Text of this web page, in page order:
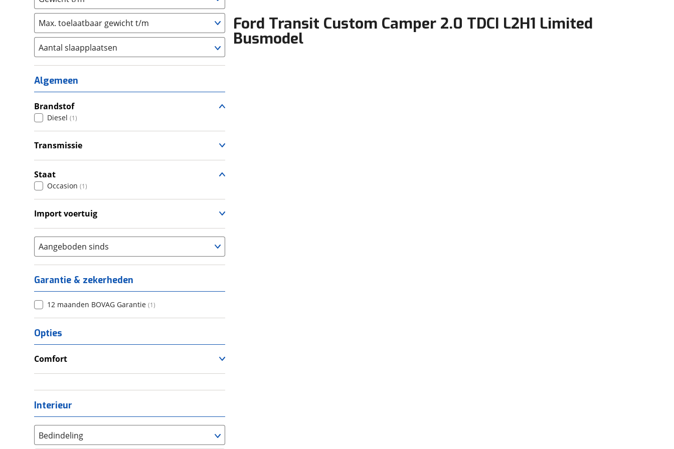
Max. toelaatbaar gewicht t/m
Aantal slaapplaatsen
1 (1)
2 (0)
3 (0)
4 (0)
5 (0)
6+ (0)
Algemeen
Brandstof
Diesel (1)
Transmissie
Staat
Occasion (1)
Import voertuig
Aangeboden sinds
Garantie & zekerheden
12 maanden BOVAG Garantie (1)
Opties
Comfort
Interieur
Bedindeling
Ford Transit Custom Camper 2.0 TDCI L2H1 Limited
Busmodel